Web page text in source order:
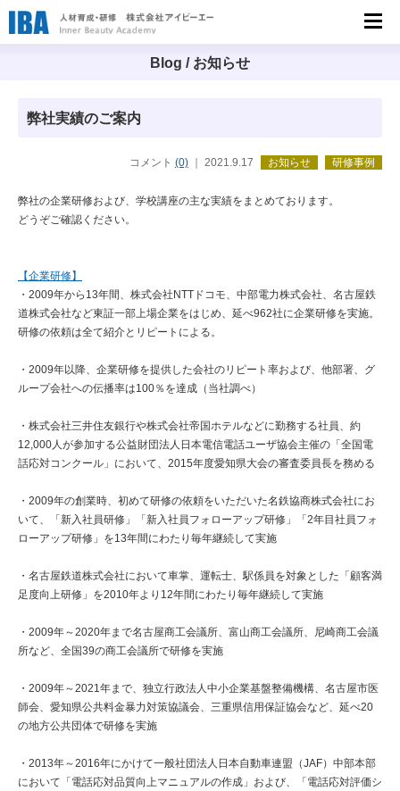
人材育成・研修 株式会社アイビーエー
Blog / お知らせ
弊社実績のご案内
コメント (0) ｜ 2021.9.17 お知らせ 研修事例
弊社の企業研修および、学校講座の主な実績をまとめております。
どうぞご確認ください。
【企業研修】
・2009年から13年間、株式会社NTTドコモ、中部電力株式会社、名古屋鉄
道株式会社など東証一部上場企業をはじめ、延べ962社に企業研修を実施。
研修の依頼は全て紹介とリピートによる。
・2009年以降、企業研修を提供した会社のリピート率および、他部署、グ
ループ会社への伝播率は100％を達成（当社調べ）
・株式会社三井住友銀行や株式会社帝国ホテルなどに勤務する社員、約
12,000人が参加する公益財団法人日本電信電話ユーザ協会主催の「全国電
話応対コンクール」において、2015年度愛知県大会の審査委員長を務める
・2009年の創業時、初めて研修の依頼をいただいた名鉄協商株式会社にお
いて、「新入社員研修」「新入社員フォローアップ研修」「2年目社員フォ
ローアップ研修」を13年間にわたり毎年継続して実施
・名古屋鉄道株式会社において車掌、運転士、駅係員を対象とした「顧客満
足度向上研修」を2010年より12年間にわたり毎年継続して実施
・2009年～2020年まで名古屋商工会議所、富山商工会議所、尼崎商工会議
所など、全国39の商工会議所で研修を実施
・2009年～2021年まで、独立行政法人中小企業基盤整備機構、名古屋市医
師会、愛知県公共料金暴力対策協議会、三重県信用保証協会など、延べ20
の地方公共団体で研修を実施
・2013年～2016年にかけて一般社団法人日本自動車連盟（JAF）中部本部
において「電話応対品質向上マニュアルの作成」および、「電話応対評価シ